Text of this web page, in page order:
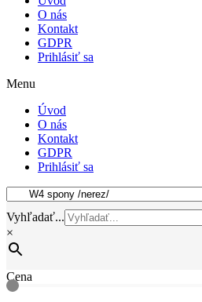
O nás
Kontakt
GDPR
Prihlásiť sa
Menu
Úvod
O nás
Kontakt
GDPR
Prihlásiť sa
Vyhľadať...
×
Cena